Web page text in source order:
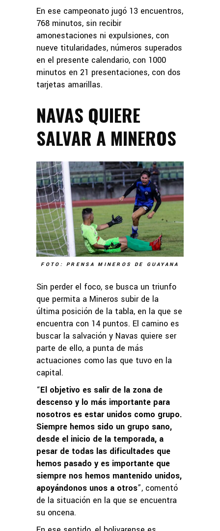
En ese campeonato jugó 13 encuentros,
768 minutos, sin recibir
amonestaciones ni expulsiones, con
nueve titularidades, números superados
en el presente calendario, con 1000
minutos en 21 presentaciones, con dos
tarjetas amarillas.
NAVAS QUIERE
SALVAR A MINEROS
FOTO: PRENSA MINEROS DE GUAYANA
Sin perder el foco, se busca un triunfo
que permita a Mineros subir de la
última posición de la tabla, en la que se
encuentra con 14 puntos. El camino es
buscar la salvación y Navas quiere ser
parte de ello, a punta de más
actuaciones como las que tuvo en la
capital.
“El objetivo es salir de la zona de
descenso y lo más importante para
nosotros es estar unidos como grupo.
Siempre hemos sido un grupo sano,
desde el inicio de la temporada, a
pesar de todas las dificultades que
hemos pasado y es importante que
siempre nos hemos mantenido unidos,
apoyándonos unos a otros”, comentó
de la situación en la que se encuentra
su oncena.